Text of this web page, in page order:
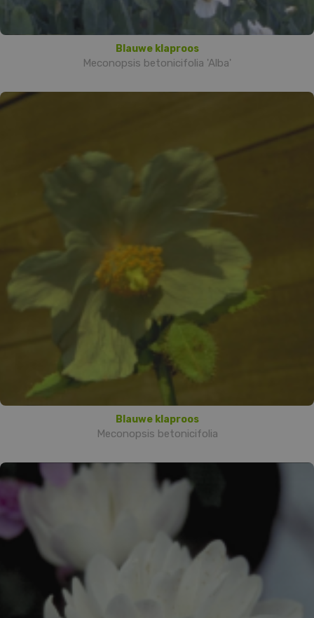
Blauwe klaproos
Meconopsis betonicifolia 'Alba'
Blauwe klaproos
Meconopsis betonicifolia